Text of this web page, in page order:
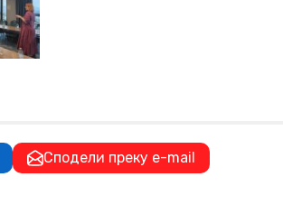
Сподели преку e-mail